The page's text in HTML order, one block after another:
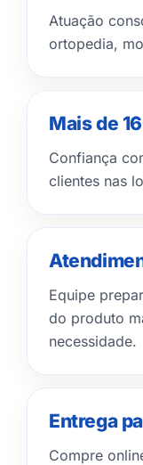
Atuação
ortopedia,
Mais de
Confiança
clientes nas
Equipe
do produto
necessidade.
Entrega
Compre